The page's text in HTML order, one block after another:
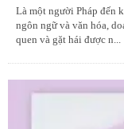
Là một người Pháp đến
ngôn ngữ và văn hóa,
quen và gặt hái được n...